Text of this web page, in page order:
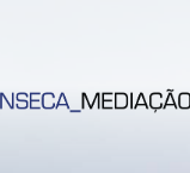
Mediação